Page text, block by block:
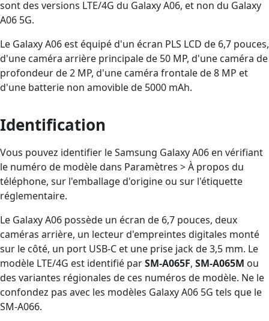
sont des versions LTE/4G du Galaxy A06, et non du Galaxy
A06 5G.
Le Galaxy A06 est équipé d'un écran PLS LCD de 6,7 pouces,
d'une caméra arrière principale de 50 MP, d'une caméra de
profondeur de 2 MP, d'une caméra frontale de 8 MP et
d'une batterie non amovible de 5000 mAh.
Identification
Vous pouvez identifier le Samsung Galaxy A06 en vérifiant
le numéro de modèle dans Paramètres > À propos du
téléphone, sur l'emballage d'origine ou sur l'étiquette
réglementaire.
Le Galaxy A06 possède un écran de 6,7 pouces, deux
caméras arrière, un lecteur d'empreintes digitales monté
sur le côté, un port USB-C et une prise jack de 3,5 mm. Le
modèle LTE/4G est identifié parSM-A065F, SM-A065M ou
des variantes régionales de ces numéros de modèle. Ne le
confondez pas avec les modèles Galaxy A06 5G tels que le
SM-A066.